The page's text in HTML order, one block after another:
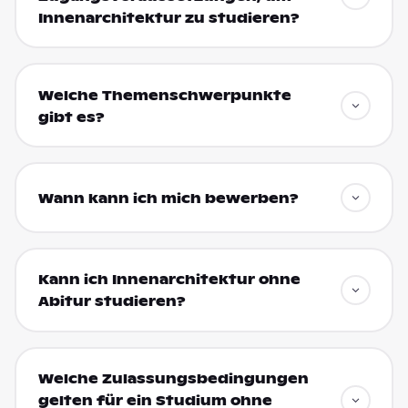
Innenarchitektur zu studieren?
Welche Themenschwerpunkte
gibt es?
Wann kann ich mich bewerben?
Kann ich Innenarchitektur ohne
Abitur studieren?
Welche Zulassungsbedingungen
gelten für ein Studium ohne